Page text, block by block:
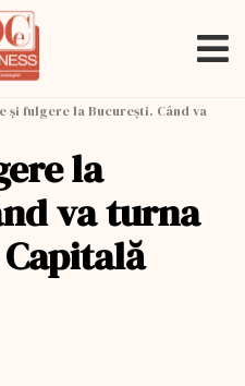
și fulgere la București. Când va
la
va turna